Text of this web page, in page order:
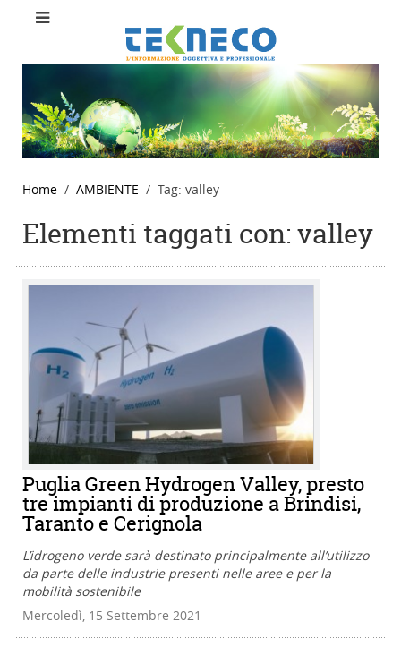
Home AMBIENTE Tag: valley
Elementi taggati con: valley
Puglia Green Hydrogen Valley, presto
tre impianti di produzione a Brindisi,
Taranto e Cerignola
L’idrogeno verde sarà destinato principalmente all’utilizzo
da parte delle industrie presenti nelle aree e per la
mobilità sostenibile
Mercoledì, 15 Settembre 2021